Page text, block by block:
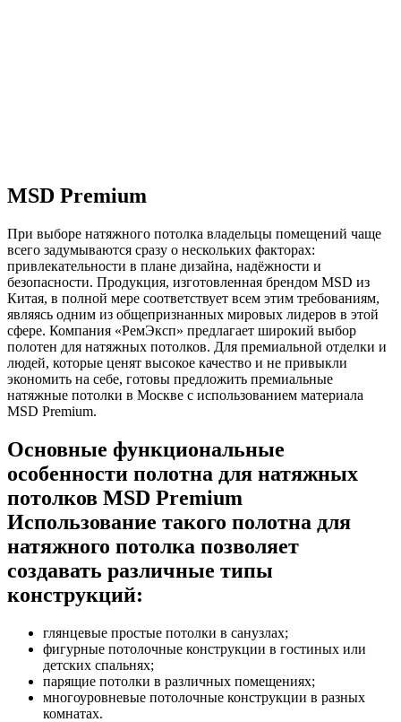
MSD Premium
При выборе натяжного потолка владельцы помещений чаще
всего задумываются сразу о нескольких факторах:
привлекательности в плане дизайна, надёжности и
безопасности. Продукция, изготовленная брендом MSD из
Китая, в полной мере соответствует всем этим требованиям,
являясь одним из общепризнанных мировых лидеров в этой
сфере. Компания «РемЭксп» предлагает широкий выбор
полотен для натяжных потолков. Для премиальной отделки и
людей, которые ценят высокое качество и не привыкли
экономить на себе, готовы предложить премиальные
натяжные потолки в Москве с использованием материала
MSD Premium.
Основные функциональные
особенности полотна для натяжных
потолков MSD Premium
Использование такого полотна для
натяжного потолка позволяет
создавать различные типы
конструкций:
глянцевые простые потолки в санузлах;
фигурные потолочные конструкции в гостиных или
детских спальнях;
парящие потолки в различных помещениях;
многоуровневые потолочные конструкции в разных
комнатах.